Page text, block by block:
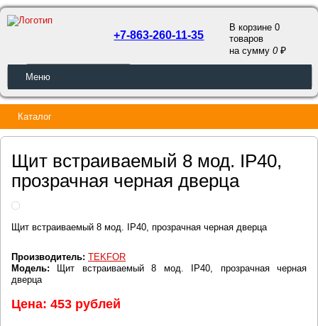
ОБРАТНЫЙ ЗВОНОК
+7-863-260-11-35
В корзине 0
товаров
на сумму0
Меню
Каталог
Щит встраиваемый 8 мод. IP40,
прозрачная черная дверца
Щит встраиваемый 8 мод. IP40, прозрачная черная дверца
Производитель: TEKFOR
Модель: Щит встраиваемый 8 мод. IP40, прозрачная черная
дверца
Цена: 453 рублей